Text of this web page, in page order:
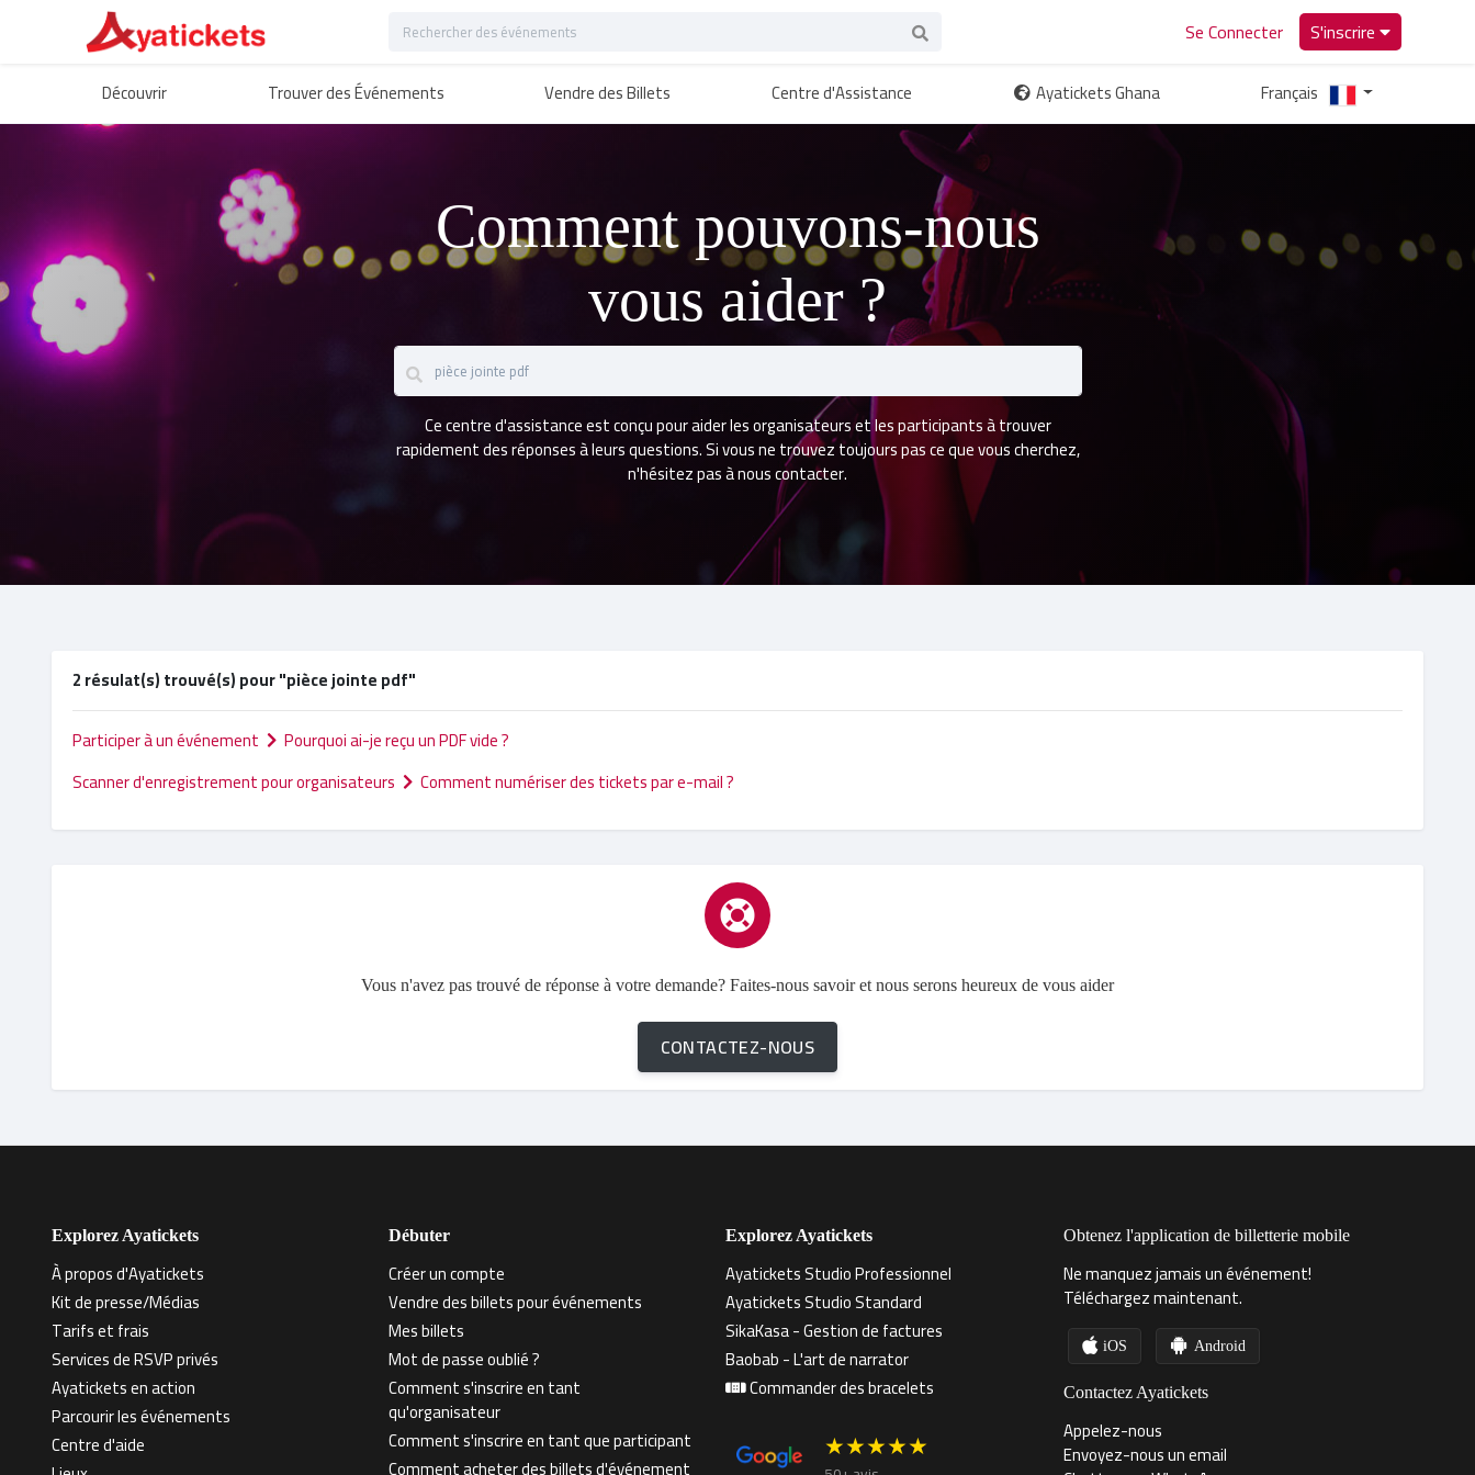
Se Connecter S'inscrire
Découvrir Trouver des Événements Vendre des Billets Centre d'Assistance Ayatickets Ghana Français
Comment pouvons-nous
vous aider ?
Ce centre d'assistance est conçu pour aider les organisateurs et les participants à trouver
rapidement des réponses à leurs questions. Si vous ne trouvez toujours pas ce que vous cherchez,
n'hésitez pas à nous contacter.
2 résulat(s) trouvé(s) pour "pièce jointe pdf"
Participer à un événement
Pourquoi ai-je reçu un PDF vide ?
Scanner d'enregistrement pour organisateurs
Comment numériser des tickets par e-mail ?
Vous n'avez pas trouvé de réponse à votre demande? Faites-nous savoir et nous serons heureux de vous aider
CONTACTEZ-NOUS
Explorez Ayatickets
À propos d'Ayatickets
Kit de presse/Médias
Tarifs et frais
Services de RSVP privés
Ayatickets en action
Parcourir les événements
Centre d'aide
Débuter
Créer un compte
Vendre des billets pour événements
Mes billets
Mot de passe oublié ?
Comment s'inscrire en tant
qu'organisateur
Comment s'inscrire en tant que participant
Explorez Ayatickets
Ayatickets Studio Professionnel
Ayatickets Studio Standard
SikaKasa - Gestion de factures
Baobab - L'art de narrator
Commander des bracelets
★★★★★
Obtenez l'application de billetterie mobile
Ne manquez jamais un événement!
Téléchargez maintenant.
iOS Android
Contactez Ayatickets
Appelez-nous
Envoyez-nous un email